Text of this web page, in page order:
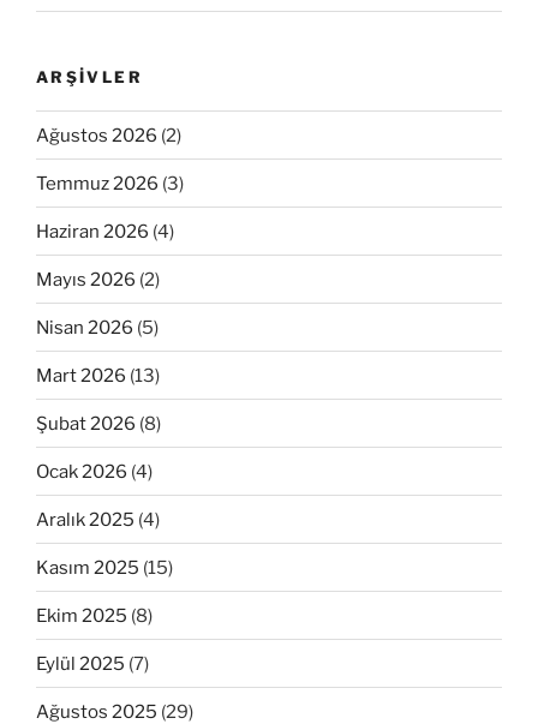
ARŞIVLER
Ağustos 2026 (2)
Temmuz 2026 (3)
Haziran 2026 (4)
Mayıs 2026 (2)
Nisan 2026 (5)
Mart 2026 (13)
Şubat 2026 (8)
Ocak 2026 (4)
Aralık 2025 (4)
Kasım 2025 (15)
Ekim 2025 (8)
Eylül 2025 (7)
Ağustos 2025 (29)